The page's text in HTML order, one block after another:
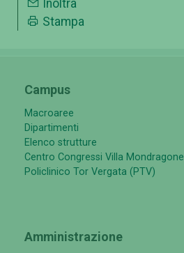
Inoltra
Stampa
Campus
Macroaree
Dipartimenti
Elenco strutture
Centro Congressi Villa Mondragone
Policlinico Tor Vergata (PTV)
Amministrazione